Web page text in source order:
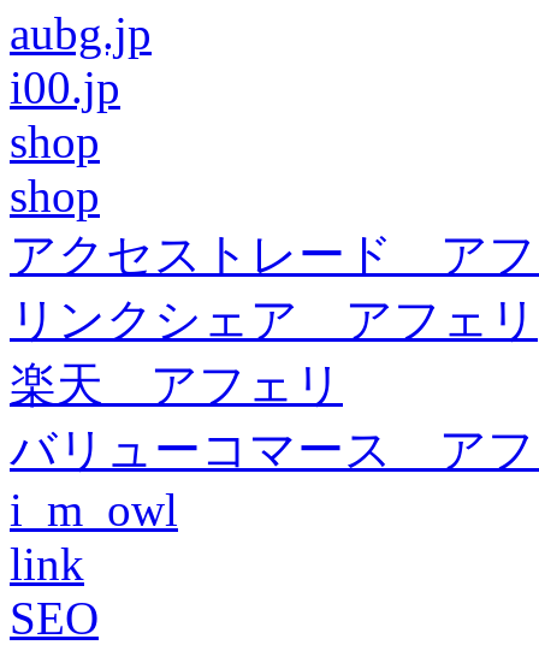
aubg.jp
i00.jp
shop
shop
アクセストレード ア
リンクシェア アフェリ
楽天 アフェリ
バリューコマース ア
i_m_owl
link
SEO